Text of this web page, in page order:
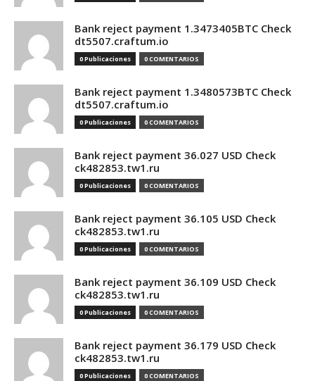
Bank reject payment 1.3473405BTC Check
dt5507.craftum.io
0 Publicaciones 0 COMENTARIOS
Bank reject payment 1.3480573BTC Check
dt5507.craftum.io
0 Publicaciones 0 COMENTARIOS
Bank reject payment 36.027 USD Check
ck482853.tw1.ru
0 Publicaciones 0 COMENTARIOS
Bank reject payment 36.105 USD Check
ck482853.tw1.ru
0 Publicaciones 0 COMENTARIOS
Bank reject payment 36.109 USD Check
ck482853.tw1.ru
0 Publicaciones 0 COMENTARIOS
Bank reject payment 36.179 USD Check
ck482853.tw1.ru
0 Publicaciones 0 COMENTARIOS